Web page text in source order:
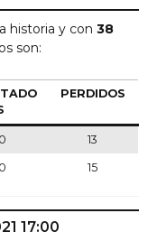
historia y con 38
son:
PERDIDOS
13
15
17:00